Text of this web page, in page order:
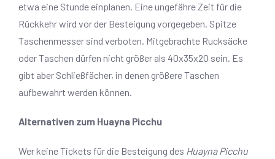
etwa eine Stunde einplanen. Eine ungefähre Zeit für die
Rückkehr wird vor der Besteigung vorgegeben. Spitze
Taschenmesser sind verboten. Mitgebrachte Rucksäcke
oder Taschen dürfen nicht größer als 40x35x20 sein. Es
gibt aber Schließfächer, in denen größere Taschen
aufbewahrt werden können.
Alternativen zum Huayna Picchu
Wer keine Tickets für die Besteigung des Huayna Picchu